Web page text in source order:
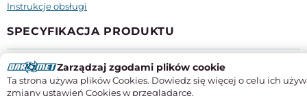
Instrukcje obsługi
SPECYFIKACJA PRODUKTU
Długość
3100 mm
Zarządzaj zgodami plików cookie
Ta strona używa plików Cookies. Dowiedz się więcej o celu ich
zmiany ustawień Cookies w przeglądarce.